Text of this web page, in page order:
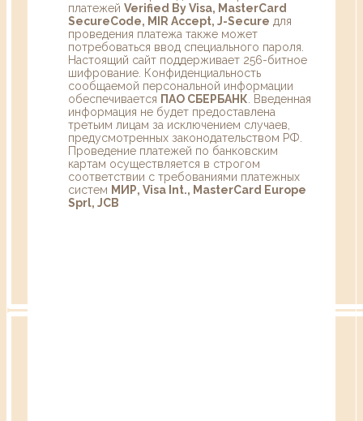
платежей Verified By Visa, MasterCard
SecureCode, MIR Accept, J-Secure для
проведения платежа также может
потребоваться ввод специального пароля.
Настоящий сайт поддерживает 256-битное
шифрование. Конфиденциальность
сообщаемой персональной информации
обеспечивается ПАО СБЕРБАНК . Введенная
информация не будет предоставлена
третьим лицам за исключением случаев,
предусмотренных законодательством РФ.
Проведение платежей по банковским
картам осуществляется в строгом
соответствии с требованиями платежных
систем МИР, Visa Int., MasterCard Europe
Sprl, JCB